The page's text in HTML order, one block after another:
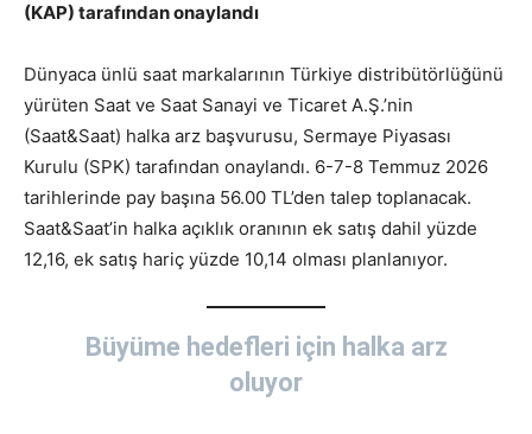
(KAP) tarafından onaylandı
Dünyaca ünlü saat markalarının Türkiye distribütörlüğünü
yürüten Saat ve Saat Sanayi ve Ticaret A.Ş.’nin
(Saat&Saat) halka arz başvurusu, Sermaye Piyasası
Kurulu (SPK) tarafından onaylandı. 6-7-8 Temmuz 2026
tarihlerinde pay başına 56.00 TL’den talep toplanacak.
Saat&Saat’in halka açıklık oranının ek satış dahil yüzde
12,16, ek satış hariç yüzde 10,14 olması planlanıyor.
Büyüme hedefleri için halka arz
oluyor